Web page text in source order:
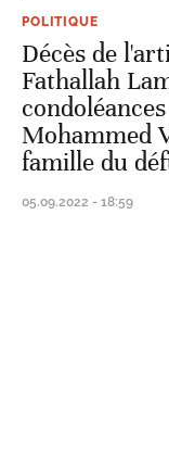
POLITIQUE
Décès de
Fathallah
Mohammed
famille du
05.09.2022 - 18:59